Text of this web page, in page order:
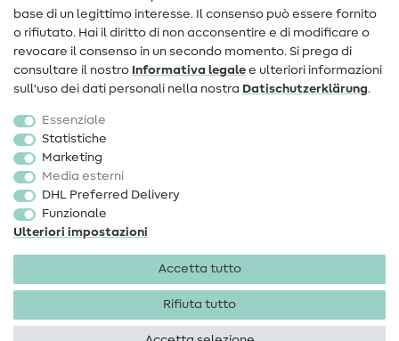
Diritto di recesso
Popolare
Accessori cucito
Sale
base di un legittimo interesse. Il consenso può essere fornito
o rifiutato. Hai il diritto di non acconsentire e di modificare o
revocare il consenso in un secondo momento. Si prega di
consultare il nostro Informativa legale e ulteriori informazioni
sull'uso dei dati personali nella nostra Dati­schutz­erklärung.
Essenziale
Statistiche
Marketing
Media esterni
DHL Preferred Delivery
Funzionale
Ulteriori impostazioni
Accetta tutto
Rifiuta tutto
Informazioni legali Privacy
Condizioni generali